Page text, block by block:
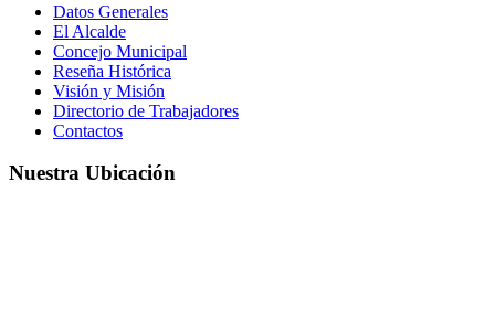
Datos Generales
El Alcalde
Concejo Municipal
Reseña Histórica
Visión y Misión
Directorio de Trabajadores
Contactos
Nuestra Ubicación